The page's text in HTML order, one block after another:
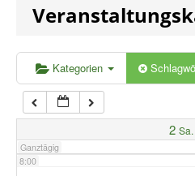
Kategorien
2 Sa.
Ganztägig
5:00
6:00
7:00
8:00